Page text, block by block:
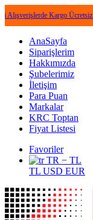
Kargo Ücretsiz! •
AnaSayfa
Siparişlerim
Hakkımızda
Şubelerimiz
İletişim
Para Puan
Markalar
KRC Toptan
Fiyat Listesi
Favoriler
TR − TL
TL USD EUR